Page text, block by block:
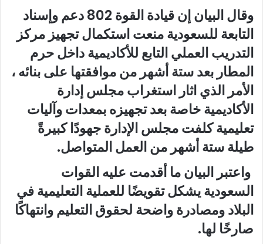
وقال البيان إن قيادة القوة 802 دعم وإسناد
التابعة للسعودية منعت استكمال تجهيز مركز
التدريب العملي التابع للأكاديمية داخل حرم
المطار بعد ستة أشهر من موافقتها على بنائه ،
الأمر الذي اثار استغراب مجلس إدارة
الأكاديمية خاصة بعد تجهيزه بمعدات وآليات
تعليمية كلفت مجلس الإدارة جهودًا كبيرةً
طيلة ستة أشهر من العمل المتواصل.
واعتبر البيان ما أقدمت عليه القوات
السعودية يشكل تقويضًا للعملية التعليمية في
البلاد ومصادرة واضحة لحقوق التعليم وانتهاكًا
صارخًا لها.